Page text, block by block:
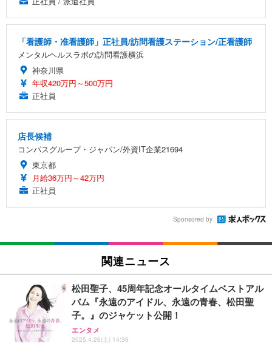
「看護師・准看護師」正社員/訪問看護ステーション/正看護師
メンタルヘルスラボの訪問看護横浜
神奈川県
年収420万円～500万円
正社員
店長候補
コンパスグループ・ジャパン/外資IT企業21694
東京都
月給36万円～42万円
正社員
Sponsored by
関連ニュース
松田聖子、45周年記念オールタイムベストアル
バム『永遠のアイドル、永遠の青春、松田聖
子。』のジャケット公開！
エンタメ
2025.4.26(土) 14:36